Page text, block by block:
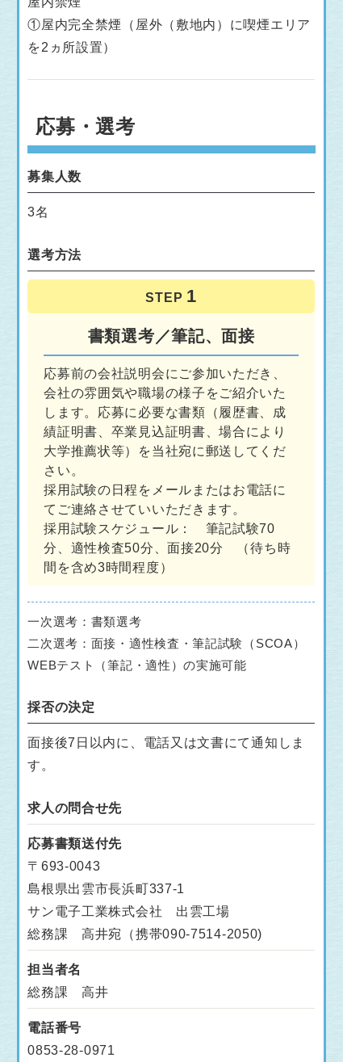
①屋内完全禁煙（屋外（敷地内）に喫煙エリア
を2ヵ所設置）
応募・選考
募集人数
3名
選考方法
STEP
書類選考／筆記、面接
応募前の会社説明会にご参加いただき、
会社の雰囲気や職場の様子をご紹介いた
します。応募に必要な書類（履歴書、成
績証明書、卒業見込証明書、場合により
大学推薦状等）を当社宛に郵送してくだ
さい。
採用試験の日程をメールまたはお電話に
てご連絡させていいただきます。
採用試験スケジュール： 筆記試験70
分、適性検査50分、面接20分 （待ち時
間を含め3時間程度）
一次選考：書類選考
二次選考：面接・適性検査・筆記試験（SCOA）
WEBテスト（筆記・適性）の実施可能
採否の決定
面接後7日以内に、電話又は文書にて通知しま
す。
求人の問合せ先
応募書類送付先
〒693-0043
島根県出雲市長浜町337-1
サン電子工業株式会社 出雲工場
総務課 高井宛（携帯090-7514-2050)
担当者名
総務課 高井
電話番号
0853-28-0971